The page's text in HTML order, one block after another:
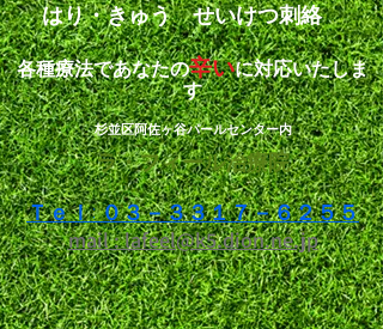
はり・きゅう せいけつ刺絡
各種療法であなたの辛いに対応いたしま
す
杉並区阿佐ヶ谷パールセンター内
ラ・フィール治療院
Ｔｅｌ: ０３－３３１７－６２５５
mail : lafeel@k5.dion.ne.jp​​